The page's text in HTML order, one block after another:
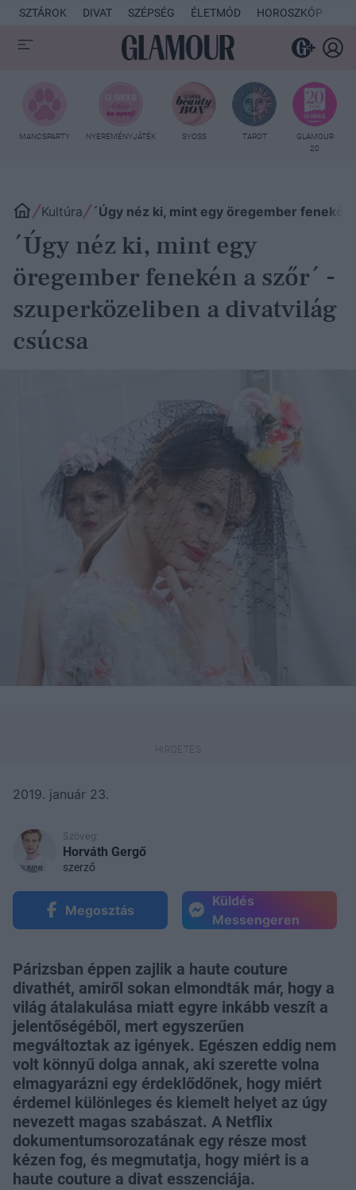
SZTÁROK DIVAT SZÉPSÉG ÉLETMÓD HOROSZKÓP
MANCSPARTY NYEREMÉNYJÁTÉK SYOSS TAROT
GLAMOUR
20
Kultúra ´Úgy néz ki, mint egy öregember
´Úgy néz ki, mint egy
öregember fenekén a szőr´ -
szuperközeliben a divatvilág
csúcsa
2019. január 23.
Szöveg:
Horváth Gergő
szerző
Megosztás
Küldés
Messengeren
Párizsban éppen zajlik a haute couture
divathét, amiről sokan elmondták már, hogy a
világ átalakulása miatt egyre inkább veszít a
jelentőségéből, mert egyszerűen
megváltoztak az igények. Egészen eddig nem
volt könnyű dolga annak, aki szerette volna
elmagyarázni egy érdeklődőnek, hogy miért
érdemel különleges és kiemelt helyet az úgy
nevezett magas szabászat. A Netflix
dokumentumsorozatának egy része most
kézen fog, és megmutatja, hogy miért is a
haute couture a divat esszenciája.